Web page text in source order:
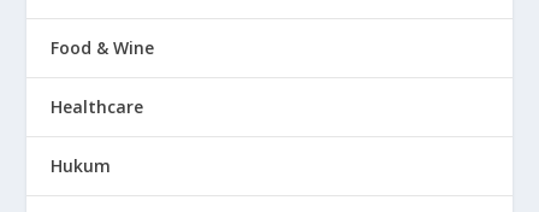
Food & Wine
Healthcare
Hukum